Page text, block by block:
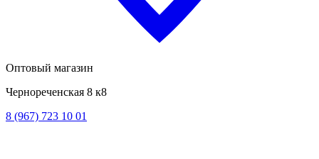
Оптовый магазин
Чернореченская 8 к8
8 (967) 723 10 01